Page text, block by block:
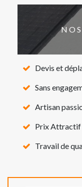
Devis et
Sans
Artisan
Prix Attractif
Travail de